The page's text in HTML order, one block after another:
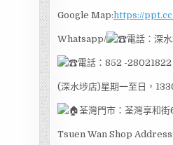
Google Map:https://
Whatsapp/ 電話：深
電話：852 -28021822
(深水埗店)星期一至日，
荃灣門市：荃灣享和
Tsuen Wan Shop